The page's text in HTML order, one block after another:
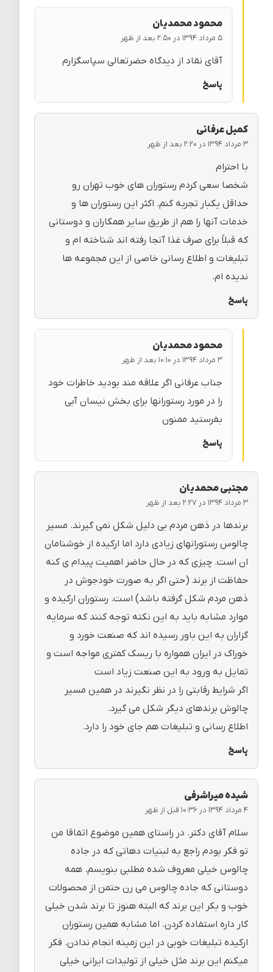
محمود محمدیان
۵ مرداد ۱۳۹۴ در ۲:۵۰ بعد از ظهر
آقای نقاد از دیدگاه حضرتعالی سپاسگزارم
پاسخ
کمیل عرفانی
۳ مرداد ۱۳۹۴ در ۲:۲۰ بعد از ظهر
با احترام
شخصا سعی کردم رستوران های خوب تهران رو
حداقل یکبار تجربه کنم. اکثر این رستوران ها و
خدمات آنها را هم از طریق سایر همکاران و دوستانی
که قبلاً برای صرف غذا آنجا رفته اند شناخته ام و
تبلیغات و اطلاع رسانی خاصی از این مجموعه ها
ندیده ام.
پاسخ
محمود محمدیان
۳ مرداد ۱۳۹۴ در ۱۰:۱۰ بعد از ظهر
جناب عرفانی اگر علاقه مند بودید خاطرات خود
را در مورد رستورانها برای بخش نیسان آبی
بفرستید ممنون
پاسخ
مجتبی محمدیان
۳ مرداد ۱۳۹۴ در ۲:۲۷ بعد از ظهر
برندها در ذهن مردم بی دلیل شکل نمی گیرند. مسیر
چالوس رستورانهای زیادی دارد اما ارکیده از خوشنامان
ان است. چیزی که در حال حاضر اهمیت پیدام ی کنه
حفاظت از برند (حتی اگر به صورت خودجوش در
ذهن مردم شکل گرفته باشد) است. رستوران ارکیده و
موارد مشابه باید به این نکته توجه کنند که سرمایه
گزاران به این باور رسیده اند که صنعت خورد و
خوراک در ایران همواره با ریسک کمتری مواجه است و
تمایل به ورود به این صنعت زیاد است
اگر شرایط رقابتی را در نظر نگیرند در همین مسیر
چالوش برندهای دیگر شکل می گیرد.
اطلاع رسانی و تبلیغات هم جای خود را دارد.
پاسخ
شیده میراشرفی
۴ مرداد ۱۳۹۴ در ۱۰:۳۶ قبل از ظهر
سلام آقای دکتر. در راستای همین موضوع اتفاقا من
تو فکر بودم راجع به لبنیات دهاتی که در جاده
چالوس خیلی معروف شده مطلبی بنویسم. همه
دوستانی که جاده چالوس می رن حتمن از محصولات
خوب و بکر این برند که البته هنوز تا برند شدن خیلی
کار داره استفاده کردن. اما مشابه همین رستوران
ارکیده تبلیغات خوبی در این زمینه انجام ندادن. فکر
میکنم این برند مثل خیلی از تولیدات ایرانی خیلی